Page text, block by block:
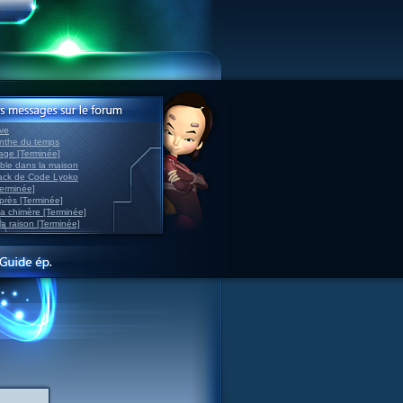
du temps
[Terminée]
dans la maison
de Code Lyoko
[Terminée]
chimère [Terminée]
raison [Terminée]